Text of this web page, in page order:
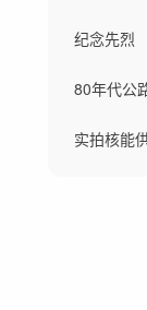
纪念先烈
80年代公
实拍核能